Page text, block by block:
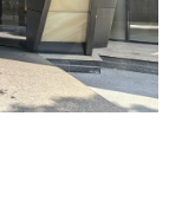
当該ウェブサイトが一般
新株予約権者等の個人情
実績について、個人を識
ムの改善及び開発並びに